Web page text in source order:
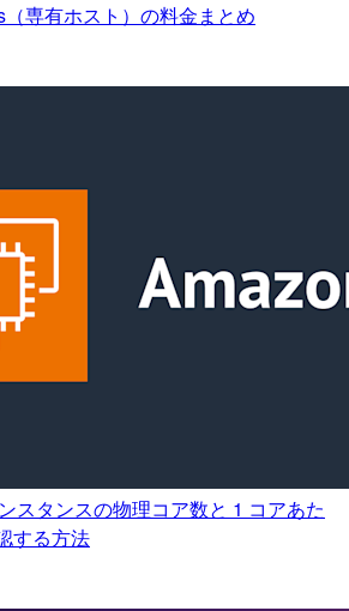
専有ホスト）の料金まとめ
スタンスの物理コア数と 1 コアあた
する方法